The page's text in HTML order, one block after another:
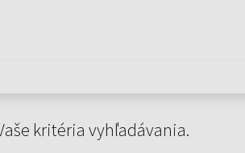
kritéria vyhľadávania.